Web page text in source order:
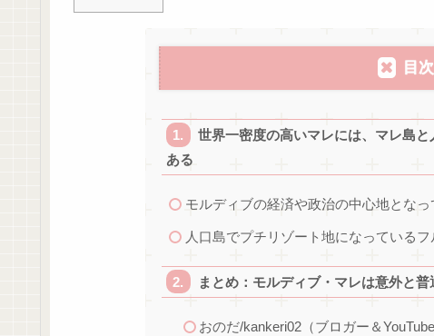
目次
世界一密度の高いマレには、マレ島
ある
モルディブの経済や政治の中心地となっ
人口島でプチリゾート地になっている
まとめ：モルディブ・マレは意外と普
おのだ/kankeri02（ブロガー＆